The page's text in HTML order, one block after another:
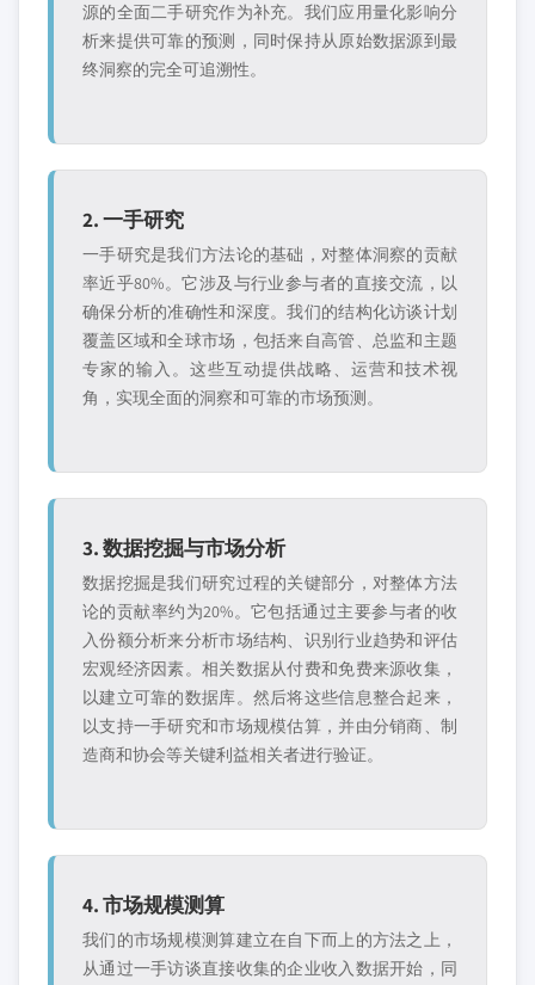
源的全面二手研究作为补充。我们应用量化影响分
析来提供可靠的预测，同时保持从原始数据源到最
终洞察的完全可追溯性。
2. 一手研究
一手研究是我们方法论的基础，对整体洞察的贡献
率近乎80%。它涉及与行业参与者的直接交流，以
确保分析的准确性和深度。我们的结构化访谈计划
覆盖区域和全球市场，包括来自高管、总监和主题
专家的输入。这些互动提供战略、运营和技术视
角，实现全面的洞察和可靠的市场预测。
3. 数据挖掘与市场分析
数据挖掘是我们研究过程的关键部分，对整体方法
论的贡献率约为20%。它包括通过主要参与者的收
入份额分析来分析市场结构、识别行业趋势和评估
宏观经济因素。相关数据从付费和免费来源收集，
以建立可靠的数据库。然后将这些信息整合起来，
以支持一手研究和市场规模估算，并由分销商、制
造商和协会等关键利益相关者进行验证。
4. 市场规模测算
我们的市场规模测算建立在自下而上的方法之上，
从通过一手访谈直接收集的企业收入数据开始，同